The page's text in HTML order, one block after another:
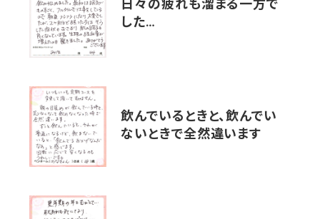
日々の疲れも溜まる一方で
した…
飲んでいるときと、飲んでい
ないときで全然違います